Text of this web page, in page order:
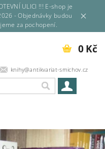
ULICI !!! E-shop je
- Objednávky budou
za pochopení.
knihy@antikvariat-smichov.cz
0 Kč